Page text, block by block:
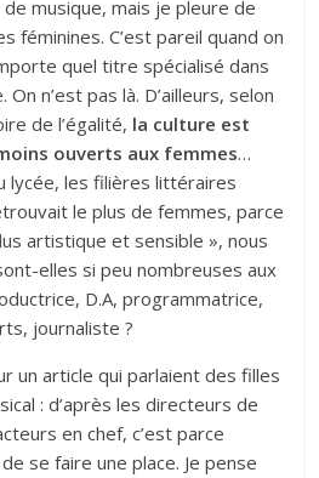
musique, mais je pleure de
féminines. C’est pareil quand on
quel titre spécialisé dans
n’est pas là. D’ailleurs, selon
de l’égalité, la culture est
ouverts aux femmes…
lycée, les filières littéraires
le plus de femmes, parce
artistique et sensible », nous
elles si peu nombreuses aux
D.A, programmatrice,
journaliste ?
un article qui parlaient des filles
: d’après les directeurs de
en chef, c’est parce
se faire une place. Je pense